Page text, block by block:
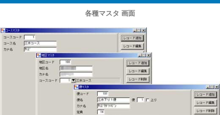
各種マスタ 画面